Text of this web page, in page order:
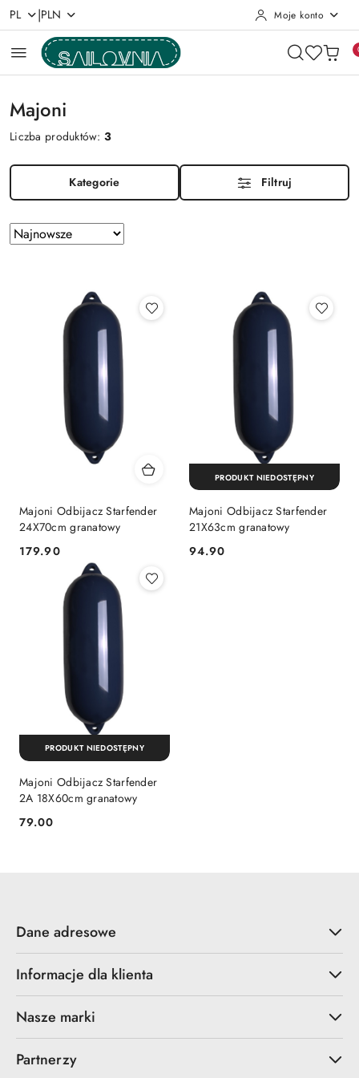
Przejdź do treści głównej
Przejdź do wyszukiwarki
Przejdź do moje konto
Przejdź do menu głównego
Przejdź do stopki
PL |PLN Moje konto
Majoni
Liczba produktów:3
Kategorie Filtruj
Zastosowano
sortowanie:
Sortuj
według
Majoni Odbijacz Starfender
24X70cm granatowy
Cena:
179.90
Majoni Odbijacz Starfender
21X63cm granatowy
Cena:
94.90
PRODUKT NIEDOSTĘPNY
Majoni Odbijacz Starfender
2A 18X60cm granatowy
Cena:
79.00
PRODUKT NIEDOSTĘPNY
Dane adresowe
Informacje dla klienta
Nasze marki
Partnerzy